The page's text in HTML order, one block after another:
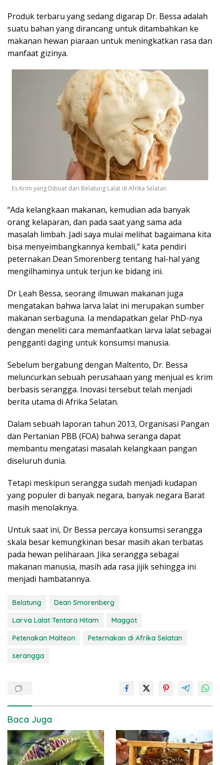
Produk terbaru yang sedang digarap Dr. Bessa adalah
suatu bahan yang dirancang untuk ditambahkan ke
makanan hewan piaraan untuk meningkatkan rasa dan
manfaat gizinya.
Es Krim yang Dibuat dari Belatung Lalat di Afrika Selatan
“Ada kelangkaan makanan, kemudian ada banyak
orang kelaparan, dan pada saat yang sama ada
masalah limbah. Jadi saya mulai melihat bagaimana kita
bisa menyeimbangkannya kembali,” kata pendiri
peternakan Dean Smorenberg tentang hal-hal yang
mengilhaminya untuk terjun ke bidang ini.
Dr Leah Bessa, seorang ilmuwan makanan juga
mengatakan bahwa larva lalat ini merupakan sumber
makanan serbaguna. Ia mendapatkan gelar PhD-nya
dengan meneliti cara memanfaatkan larva lalat sebagai
pengganti daging untuk konsumsi manusia.
Sebelum bergabung dengan Maltento, Dr. Bessa
meluncurkan sebuah perusahaan yang menjual es krim
berbasis serangga. Inovasi tersebut telah menjadi
berita utama di Afrika Selatan.
Dalam sebuah laporan tahun 2013, Organisasi Pangan
dan Pertanian PBB (FOA) bahwa seranga dapat
membantu mengatasi masalah kelangkaan pangan
diseluruh dunia.
Tetapi meskipun serangga sudah menjadi kudapan
yang populer di banyak negara, banyak negara Barat
masih menolaknya.
Untuk saat ini, Dr Bessa percaya konsumsi serangga
skala besar kemungkinan besar masih akan terbatas
pada hewan peliharaan. Jika serangga sebagai
makanan manusia, masih ada rasa jijik sehingga ini
menjadi hambatannya.
Belatung
Dean Smorenberg
Larva Lalat Tentara Hitam
Maggot
Petenakan Malteon
Peternakan di Afrika Selatan
serangga
Baca Juga